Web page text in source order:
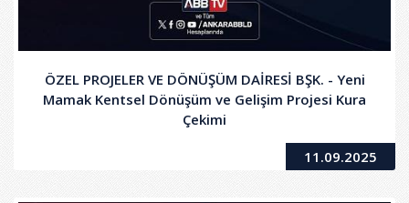
ÖZEL PROJELER VE DÖNÜŞÜM DAİRESİ BŞK. - Yeni
Mamak Kentsel Dönüşüm ve Gelişim Projesi Kura
Çekimi
11.09.2025